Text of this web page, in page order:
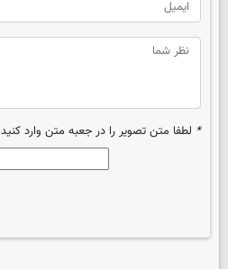
* لطفا متن تصویر را در جعبه متن وارد کنید